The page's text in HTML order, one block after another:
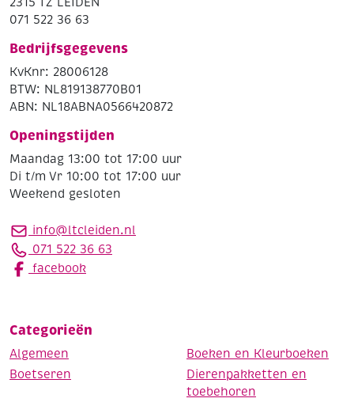
071 522 36 63
Bedrijfsgegevens
KvKnr: 28006128
BTW: NL819138770B01
ABN: NL18ABNA0566420872
Openingstijden
Maandag 13:00 tot 17:00 uur
Di t/m Vr 10:00 tot 17:00 uur
Weekend gesloten
info@ltcleiden.nl
071 522 36 63
facebook
Categorieën
Algemeen
Boeken en Kleurboeken
Boetseren
Dierenpakketten en
toebehoren